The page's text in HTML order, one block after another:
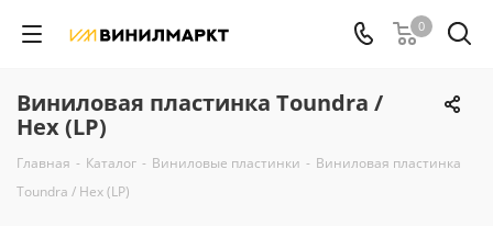
0
Виниловая пластинка Toundra /
Hex (LP)
Главная - Каталог - Виниловые пластинки - Виниловая пластинка
Toundra / Hex (LP)